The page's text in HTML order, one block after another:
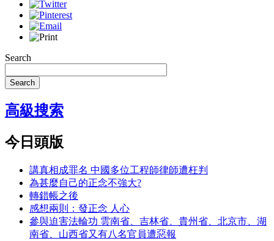
Search
Search
高級搜索
今日頭版
講真相成罪名 中國多位工程師律師遭枉判
為甚麼自己的正念不強大?
轉錯帳之後
感想兩則：發正念 人心
參與迫害法輪功 雲南省、吉林省、貴州省、北京市、湖
南省、山西省又有八名官員遭惡報